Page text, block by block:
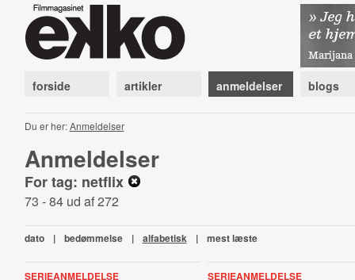
forside artikler anmeldelser blogs
Du er her:Anmeldelser
Anmeldelser
For tag: netflix
73 - 84 ud af 272
dato | bedømmelse | alfabetisk | mest læste
SERIEANMELDELSE SERIEANMELDELSE